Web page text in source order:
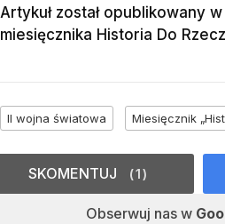
Artykuł został opublikowany w
miesięcznika Historia Do
II wojna światowa Miesięcznik
Obserwuj nas w
SKOMENTUJ 1